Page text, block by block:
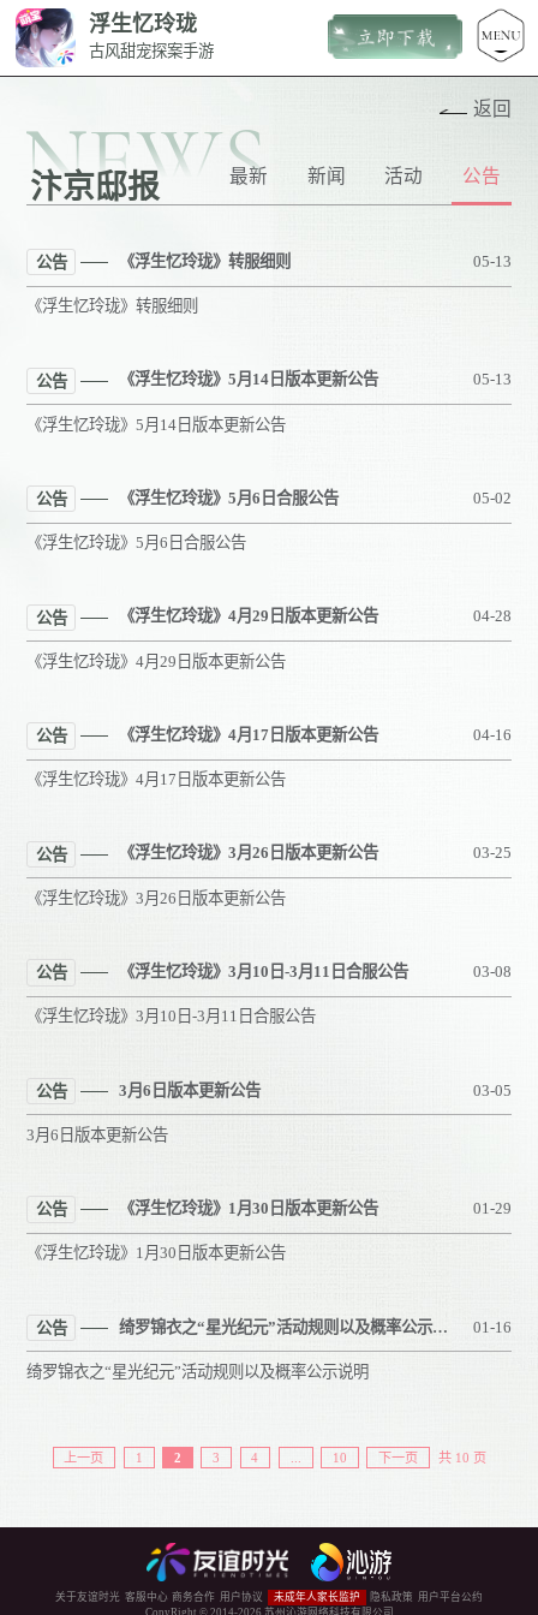
浮生忆玲珑
古风甜宠探案手游
NEWS
汴京邸报
返回
最新 新闻 活动 公告
公告 05-13
《浮生忆玲珑》转服细则
《浮生忆玲珑》转服细则
公告 05-13
《浮生忆玲珑》5月14日版本更新公告
《浮生忆玲珑》5月14日版本更新公告
公告 05-02
《浮生忆玲珑》5月6日合服公告
《浮生忆玲珑》5月6日合服公告
公告 04-28
《浮生忆玲珑》4月29日版本更新公告
《浮生忆玲珑》4月29日版本更新公告
公告 04-16
《浮生忆玲珑》4月17日版本更新公告
《浮生忆玲珑》4月17日版本更新公告
公告 03-25
《浮生忆玲珑》3月26日版本更新公告
《浮生忆玲珑》3月26日版本更新公告
公告 03-08
《浮生忆玲珑》3月10日-3月11日合服公告
《浮生忆玲珑》3月10日-3月11日合服公告
公告 03-05
3月6日版本更新公告
3月6日版本更新公告
公告 01-29
《浮生忆玲珑》1月30日版本更新公告
《浮生忆玲珑》1月30日版本更新公告
公告 01-16
绮罗锦衣之“星光纪元”活动规则以及概率公示说明
绮罗锦衣之“星光纪元”活动规则以及概率公示说明
上一页 1 2 3 4 10 下一页 共 10 页
关于友谊时光 客服中心 商务合作 用户协议 未成年人家长监护 隐私政策 用户平台公约